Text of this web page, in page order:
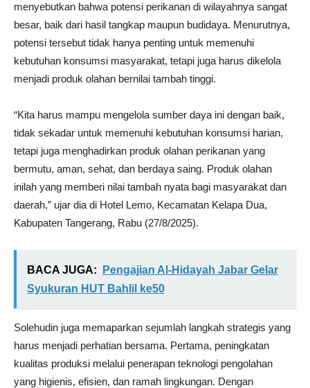
menyebutkan bahwa potensi perikanan di wilayahnya sangat
besar, baik dari hasil tangkap maupun budidaya. Menurutnya,
potensi tersebut tidak hanya penting untuk memenuhi
kebutuhan konsumsi masyarakat, tetapi juga harus dikelola
menjadi produk olahan bernilai tambah tinggi.
“Kita harus mampu mengelola sumber daya ini dengan baik,
tidak sekadar untuk memenuhi kebutuhan konsumsi harian,
tetapi juga menghadirkan produk olahan perikanan yang
bermutu, aman, sehat, dan berdaya saing. Produk olahan
inilah yang memberi nilai tambah nyata bagi masyarakat dan
daerah,” ujar dia di Hotel Lemo, Kecamatan Kelapa Dua,
Kabupaten Tangerang, Rabu (27/8/2025).
BACA JUGA:
Pengajian Al-Hidayah Jabar Gelar
Syukuran HUT Bahlil ke50
Solehudin juga memaparkan sejumlah langkah strategis yang
harus menjadi perhatian bersama. Pertama, peningkatan
kualitas produksi melalui penerapan teknologi pengolahan
yang higienis, efisien, dan ramah lingkungan. Dengan